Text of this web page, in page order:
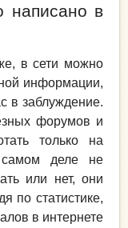
написано в
в сети можно
информации,
в заблуждение.
форумов и
только на
самом деле не
или нет, они
по статистике,
в интернете